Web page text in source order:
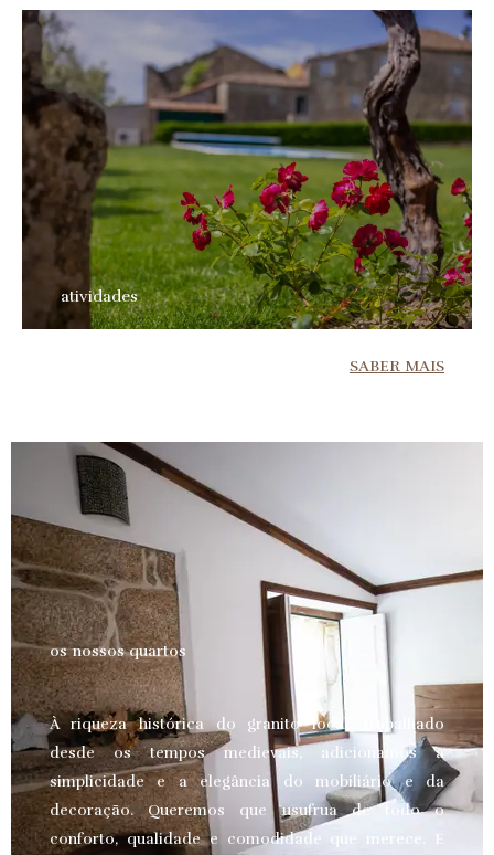
atividades
SABER MAIS
os nossos quartos
À riqueza histórica do granito local, trabalhado
desde os tempos medievais, adicionamos a
simplicidade e a elegância do mobiliário e da
decoração. Queremos que usufrua de todo o
conforto, qualidade e comodidade que merece.
E